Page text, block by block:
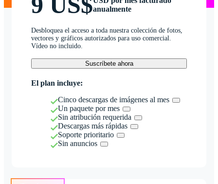
anualmente
Desbloquea el acceso a toda nuestra colección de fotos,
vectores y gráficos autorizados para uso comercial.
Vídeo no incluido.
Suscríbete ahora
El plan incluye:
Cinco descargas de imágenes al mes
Un paquete por mes
Sin atribución requerida
Descargas más rápidas
Soporte prioritario
Sin anuncios